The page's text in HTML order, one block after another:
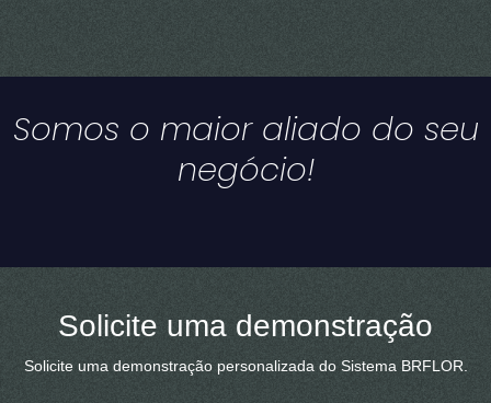
Somos o maior aliado do seu
negócio!
Solicite uma demonstração
Solicite uma demonstração personalizada do Sistema BRFLOR.